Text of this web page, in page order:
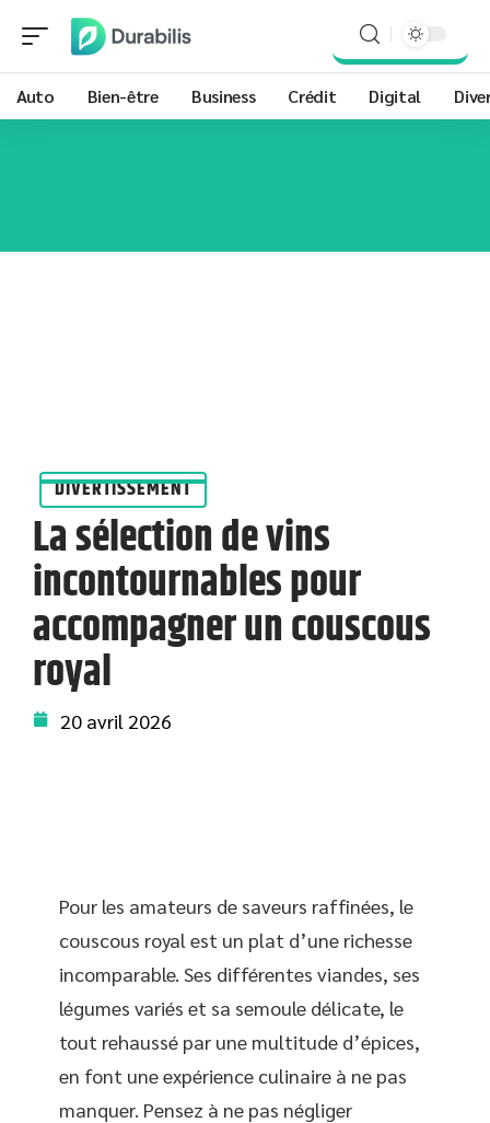
Auto Bien-être Business Crédit Digital
DIVERTISSEMENT
La sélection de vins
incontournables pour
accompagner un couscous
royal
20 avril 2026
Pour les amateurs de saveurs raffinées, le
couscous royal est un plat d’une richesse
incomparable. Ses différentes viandes, ses
légumes variés et sa semoule délicate, le
tout rehaussé par une multitude d’épices,
en font une expérience culinaire à ne pas
manquer. Pensez à ne pas négliger